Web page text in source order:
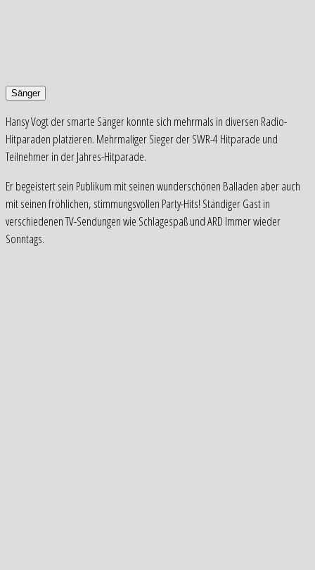
Sänger
Hansy Vogt der smarte Sänger konnte sich mehrmals in diversen Radio-
Hitparaden platzieren. Mehrmaliger Sieger der SWR-4 Hitparade und
Teilnehmer in der Jahres-Hitparade.
Er begeistert sein Publikum mit seinen wunderschönen Balladen aber auch
mit seinen fröhlichen, stimmungsvollen Party-Hits! Ständiger Gast in
verschiedenen TV-Sendungen wie Schlagespaß und ARD Immer wieder
Sonntags.